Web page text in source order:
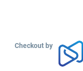
Checkout by